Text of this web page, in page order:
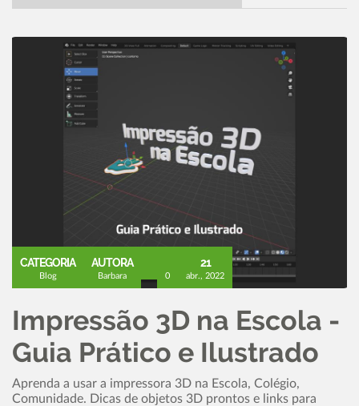
CATEGORIA
Blog
AUTORA
Barbara 0
21
abr., 2022
Impressão 3D na Escola -
Guia Prático e Ilustrado
Aprenda a usar a impressora 3D na Escola, Colégio,
Comunidade. Dicas de objetos 3D prontos e links para